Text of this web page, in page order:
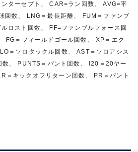
ターセプト、 CAR=ラン回数、 AVG=平
回数、 LNG＝最長距離、 FUM＝ファンブ
ロスト回数、 FF=ファンブルフォース回
FG＝フィールドゴール回数、 XP＝エク
＝ソロタックル回数、 AST＝ソロアシス
数、 PUNTS＝パント回数、 I20＝20ヤー
＝キックオフリターン回数、 PR＝パント